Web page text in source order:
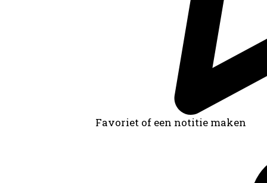
Favoriet of een notitie maken